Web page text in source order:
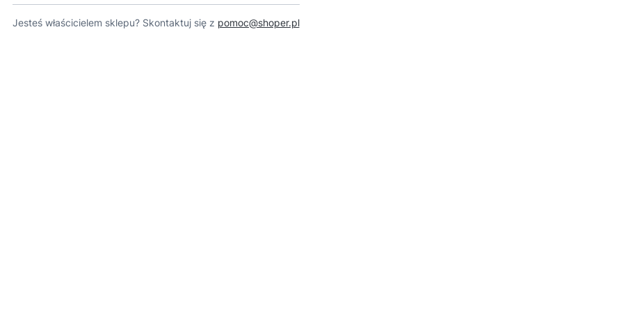
Jesteś właścicielem sklepu? Skontaktuj się z pomoc@shoper.pl